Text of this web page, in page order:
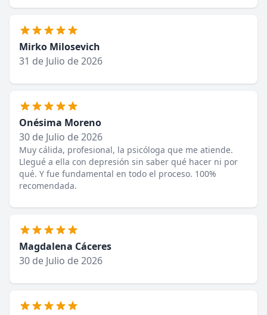
Mirko Milosevich
31 de Julio de 2026
Onésima Moreno
30 de Julio de 2026
Muy cálida, profesional, la psicóloga que me atiende.
Llegué a ella con depresión sin saber qué hacer ni por
qué. Y fue fundamental en todo el proceso. 100%
recomendada.
Magdalena Cáceres
30 de Julio de 2026